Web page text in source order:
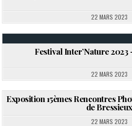
22 MARS 2023
Festival Inter’Nature 2023
22 MARS 2023
Posted in
Exposition 15èmes Rencontres
de Bressieux
22 MARS 2023